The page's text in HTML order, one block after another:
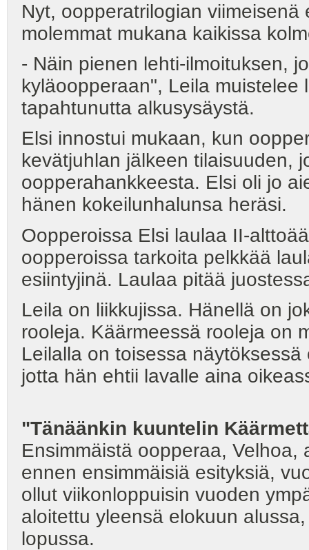
Nyt, oopperatrilogian
molemmat mukana kaikissa
- Näin pienen lehti-ilmoituksen,
kyläoopperaan", Leila
tapahtunutta alkusysäystä.
Elsi innostui mukaan, kun
kevätjuhlan jälkeen tilaisuuden,
oopperahankkeesta. Elsi oli jo
hänen kokeilunhalunsa heräsi.
Oopperoissa Elsi laulaa II-
oopperoissa tarkoita pelkkää
esiintyjinä. Laulaa pitää
Leila on liikkujissa. Hänellä on
rooleja. Käärmeessä rooleja on
Leilalla on toisessa
jotta hän ehtii lavalle aina
"Tänäänkin kuuntelin
Ensimmäistä oopperaa,
ennen ensimmäisiä esityksiä,
ollut viikonloppuisin vuoden
aloitettu yleensä elokuun
lopussa.